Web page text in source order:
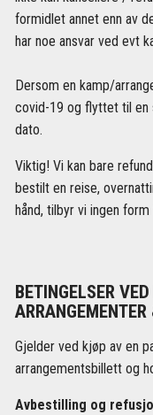
formidlet annet enn av
har noe ansvar ved evt
Dersom en kamp/
covid-19 og flyttet til en
dato.
Viktig! Vi kan bare
bestilt en reise,
hånd, tilbyr vi ingen
BETINGELSER
Gjelder ved kjøp av en
arrangementsbillett og
Avbestilling og